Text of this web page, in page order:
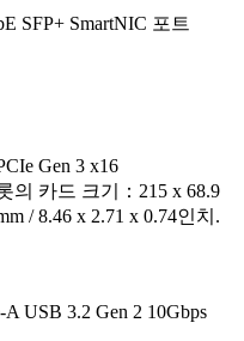
SFP+ SmartNIC 포트
Gen 3 x16
의 카드 크기：215 x 68.9
/ 8.46 x 2.71 x 0.74인치.
A USB 3.2 Gen 2 10Gbps